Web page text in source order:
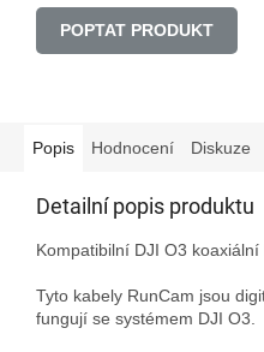
POPTAT PRODUKT
Popis Hodnocení Diskuze
Detailní popis produktu
Kompatibilní DJI O3
Tyto kabely RunCam jsou
fungují se systémem DJI O3.